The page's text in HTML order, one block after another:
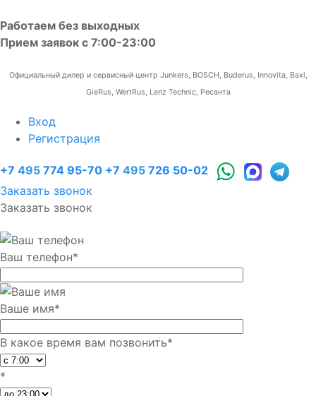
Работаем без выходных
Прием заявок с 7:00-23:00
Официальный дилер и сервисный центр Junkers, BOSCH, Buderus, Innovita, Baxi,
GieRus, WertRus, Lenz Technic, Ресанта
Вход
Регистрация
+7 495 774 95-70 +7 495 726 50-02
Заказать звонок
Заказать звонок
Ваш телефон*
Ваше имя*
В какое время вам позвонить*
*